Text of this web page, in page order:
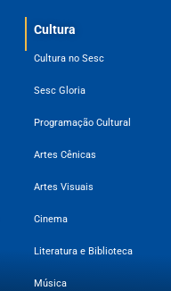
Cultura
Cultura no Sesc
Sesc Gloria
Programação Cultural
Artes Cênicas
Artes Visuais
Cinema
Literatura e Biblioteca
Música